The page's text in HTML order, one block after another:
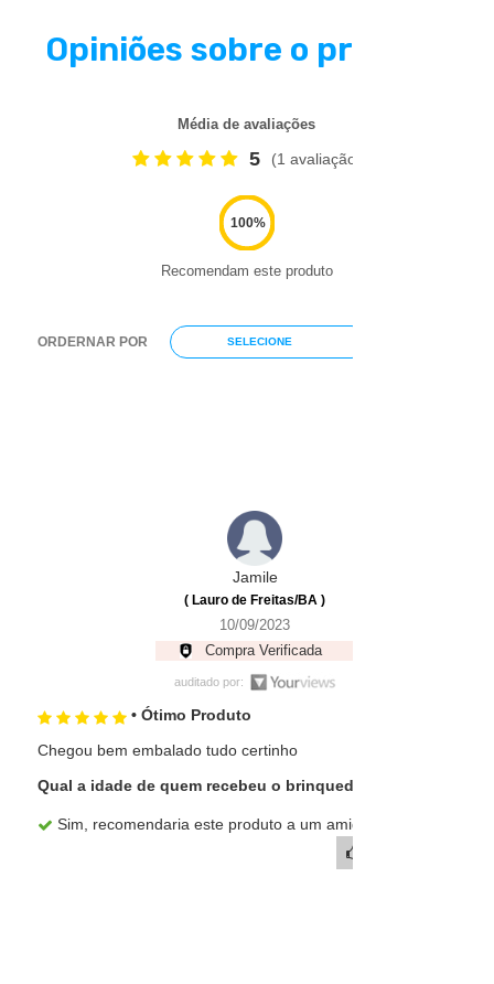
Opiniões sobre o produto
Média de avaliações
5 (1 avaliação)
Recomendam este produto
ORDERNAR POR SELECIONE
Jamile
( Lauro de Freitas/BA )
10/09/2023
Compra Verificada
auditado por:
• Ótimo Produto
Chegou bem embalado tudo certinho
Qual a idade de quem recebeu o brinquedo?
Sim, recomendaria este produto a um amigo